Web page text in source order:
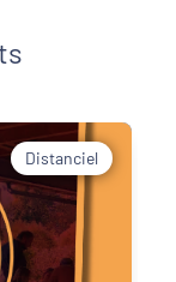
Distanciel